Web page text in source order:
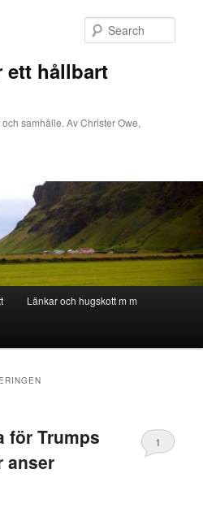
hållbart
samhälle. Av Christer Owe,
Länkar och hugskott m m
för Trumps
anser
1